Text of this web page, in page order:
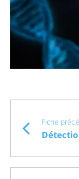
Fiche